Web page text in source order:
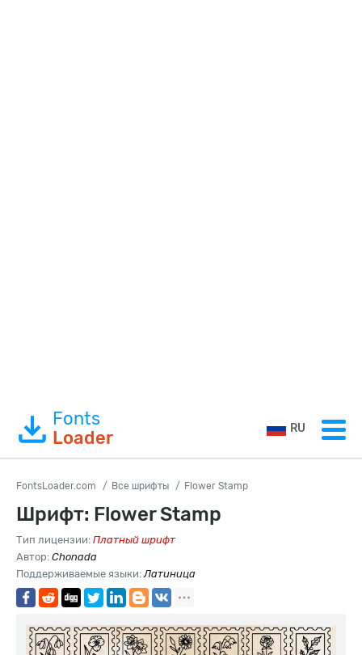
Fonts
Loader
RU
FontsLoader.com Все шрифты Flower Stamp
Шрифт: Flower Stamp
Тип лицензии: Платный шрифт
Автор: Chonada
Поддерживаемые языки:Латиница